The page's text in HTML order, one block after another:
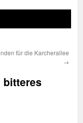
für die Karcherallee
→
bitteres